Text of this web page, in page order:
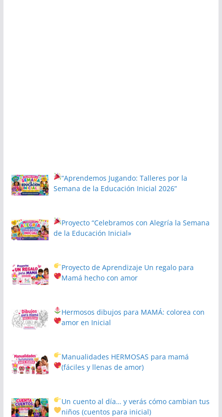
“Aprendemos Jugando: Talleres por la
Semana de la Educación Inicial 2026”
Proyecto“Celebramos con Alegría la Semana
de la Educación Inicial»
Proyecto de Aprendizaje Un regalo para
Mamá hecho con amor
Hermosos dibujos para MAMÁ: colorea con
amor en Inicial
Manualidades HERMOSAS para mamá
(fáciles y llenas de amor)
Un cuento al día… y verás cómo cambian tus
niños(cuentos para inicial)